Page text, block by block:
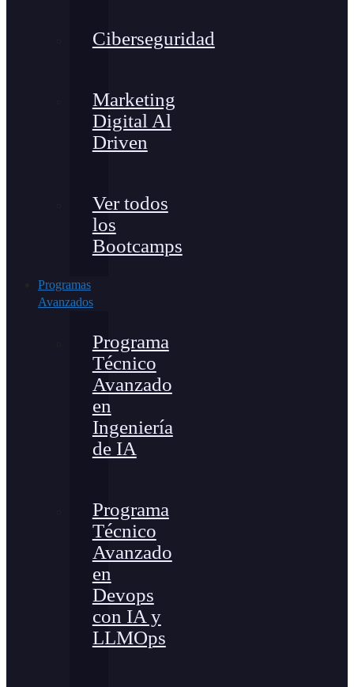
Ciberseguridad
Marketing
Digital Al
Driven
Ver todos
los
Bootcamps
Programas
Avanzados
Programa
Técnico
Avanzado
en
Ingeniería
de IA
Programa
Técnico
Avanzado
en
Devops
con IA y
LLMOps